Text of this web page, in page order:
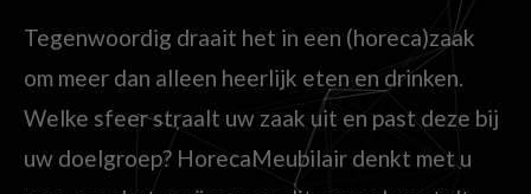
Tegenwoordig draait het in een (horeca)zaak
om meer dan alleen heerlijk eten en drinken.
Welke sfeer straalt uw zaak uit en past deze bij
uw doelgroep? HorecaMeubilair denkt met u